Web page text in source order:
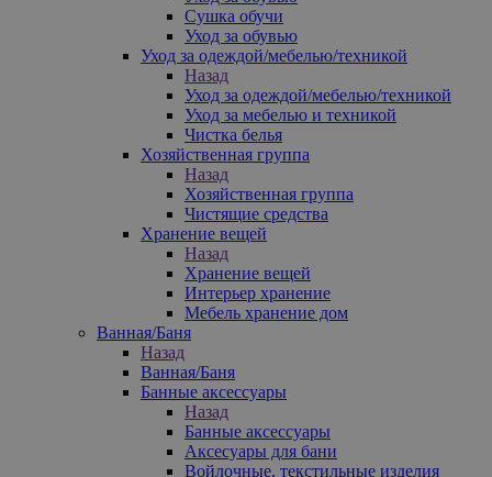
Сушка обучи
Уход за обувью
Уход за одеждой/мебелью/техникой
Назад
Уход за одеждой/мебелью/техникой
Уход за мебелью и техникой
Чистка белья
Хозяйственная группа
Назад
Хозяйственная группа
Чистящие средства
Хранение вещей
Назад
Хранение вещей
Интерьер хранение
Мебель хранение дом
Ванная/Баня
Назад
Ванная/Баня
Банные аксессуары
Назад
Банные аксессуары
Аксесуары для бани
Войлочные, текстильные изделия